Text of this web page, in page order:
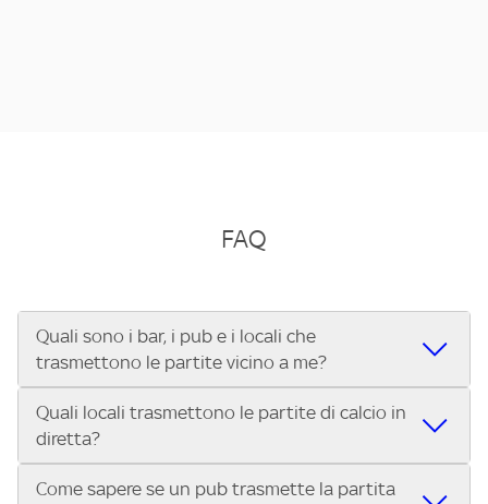
FAQ
Quali sono i bar, i pub e i locali che
trasmettono le partite vicino a me?
Se cerchi un bar, pub, ristorante o locale vicino a te per
vedere le partite di Serie A ENILIVE, la Serie C Sky Wifi, la
UEFA Champions League, la UEFA Europa League, la UEFA
Conference League, il Tennis, la Formula 1®, la MotoGP™ e
Quali locali trasmettono le partite di calcio in
diretta?
Vuoi sapere quali bar, pub o ristoranti mostrano le partite
Come sapere se un pub trasmette la partita